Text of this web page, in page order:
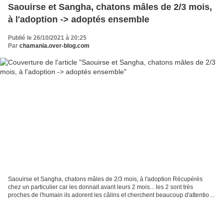
Saouirse et Sangha, chatons mâles de 2/3 mois,
à l'adoption -> adoptés ensemble
Publié le 26/10/2021 à 20:25
Par chamania.over-blog.com
Saouirse et Sangha, chatons mâles de 2/3 mois, à l'adoption Récupérés
chez un particulier car les donnait avant leurs 2 mois... les 2 sont très
proches de l'humain ils adorent les câlins et cherchent beaucoup d'attention.